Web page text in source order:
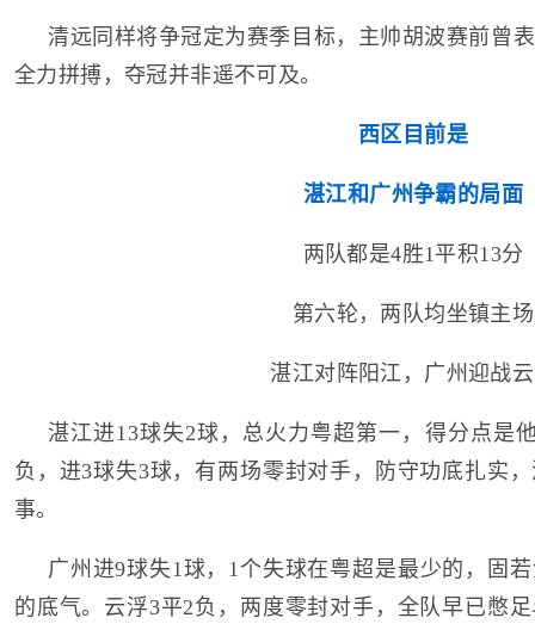
清远同样将争冠定为赛季目标，主帅胡波赛前曾
全力拼搏，夺冠并非遥不可及。
西区目前是
湛江和广州争霸的局面
两队都是4胜1平积13分
第六轮，两队均坐镇主场
湛江对阵阳江，广州迎战
湛江进13球失2球，总火力粤超第一，得分点是
负，进3球失3球，有两场零封对手，防守功底扎实
事。
广州进9球失1球，1个失球在粤超是最少的，固
的底气。云浮3平2负，两度零封对手，全队早已憋